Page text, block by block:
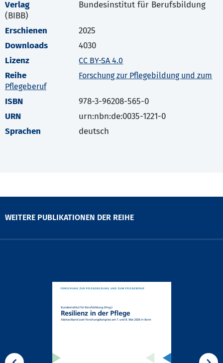
Verlag
Bundesinstitut für Berufsbildung
(BIBB)
Erschienen
2025
Downloads
4030
Lizenz
CC BY-SA 4.0
Reihe
Forschung zur Pflegebildung und zum
Pflegeberuf
ISBN
978-3-96208-565-0
URN
urn:nbn:de:0035-1221-0
Sprachen
deutsch
WEITERE PUBLIKATIONEN DER REIHE